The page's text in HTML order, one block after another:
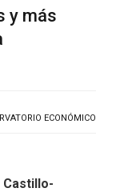
y más
ECONÓMICO